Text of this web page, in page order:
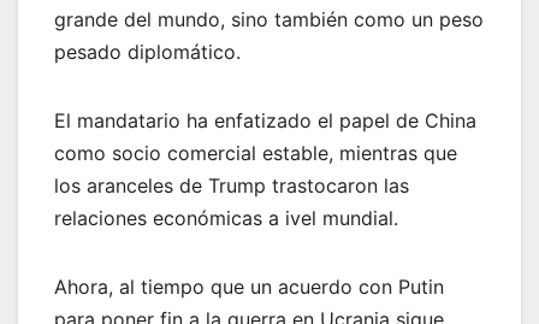
grande del mundo, sino también como un peso
pesado diplomático.
El mandatario ha enfatizado el papel de China
como socio comercial estable, mientras que
los aranceles de Trump trastocaron las
relaciones económicas a ivel mundial.
Ahora, al tiempo que un acuerdo con Putin
para poner fin a la guerra en Ucrania sigue